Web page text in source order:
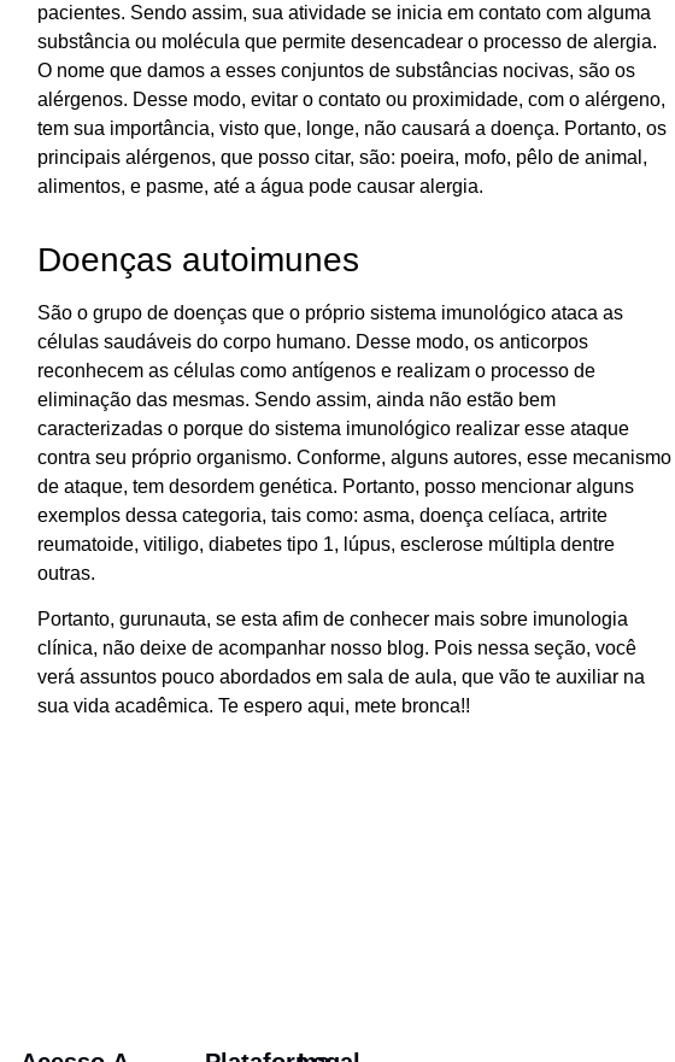
pacientes. Sendo assim, sua atividade se inicia em contato com alguma
substância ou molécula que permite desencadear o processo de alergia.
O nome que damos a esses conjuntos de substâncias nocivas, são os
alérgenos. Desse modo, evitar o contato ou proximidade, com o alérgeno,
tem sua importância, visto que, longe, não causará a doença. Portanto, os
principais alérgenos, que posso citar, são: poeira, mofo, pêlo de animal,
alimentos, e pasme, até a água pode causar alergia.
Doenças autoimunes
São o grupo de doenças que o próprio sistema imunológico ataca as
células saudáveis do corpo humano. Desse modo, os anticorpos
reconhecem as células como antígenos e realizam o processo de
eliminação das mesmas. Sendo assim, ainda não estão bem
caracterizadas o porque do sistema imunológico realizar esse ataque
contra seu próprio organismo. Conforme, alguns autores, esse mecanismo
de ataque, tem desordem genética. Portanto, posso mencionar alguns
exemplos dessa categoria, tais como: asma, doença celíaca, artrite
reumatoide, vitiligo, diabetes tipo 1, lúpus, esclerose múltipla dentre
outras.
Portanto, gurunauta, se esta afim de conhecer mais sobre imunologia
clínica, não deixe de acompanhar nosso blog. Pois nessa seção, você
verá assuntos pouco abordados em sala de aula, que vão te auxiliar na
sua vida acadêmica. Te espero aqui, mete bronca!!